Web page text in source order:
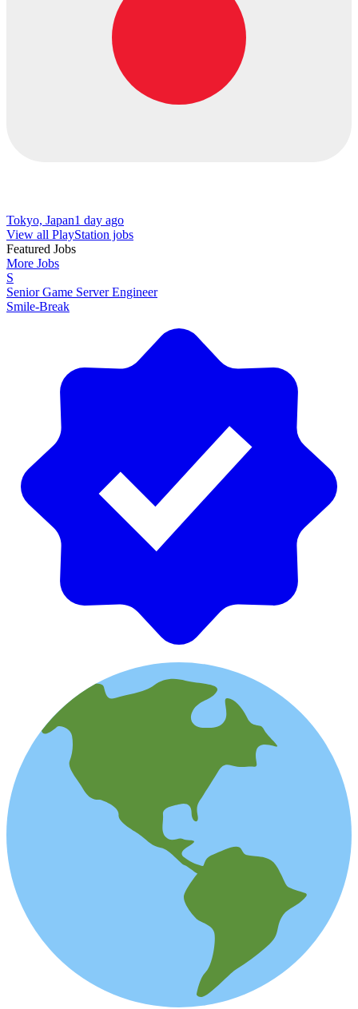
Tokyo, Japan1 day ago
View all PlayStation jobs
Featured Jobs
More Jobs
S
Senior Game Server Engineer
Smile-Break